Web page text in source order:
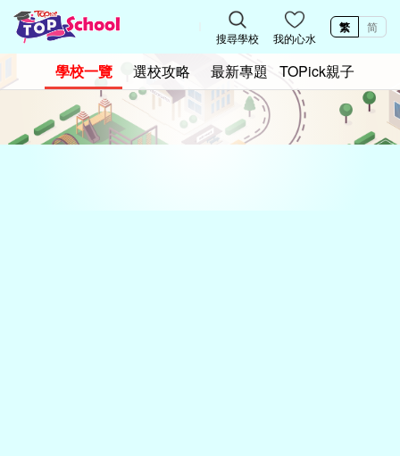
搜尋學校 我的心水
繁 简
學校一覽 選校攻略 最新專題 TOPick親子